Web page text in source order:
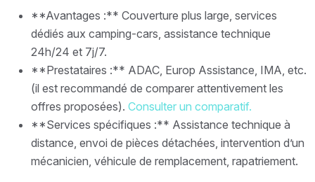
**Avantages :** Couverture plus large, services
dédiés aux camping-cars, assistance technique
24h/24 et 7j/7.
**Prestataires :** ADAC, Europ Assistance, IMA, etc.
(il est recommandé de comparer attentivement les
offres proposées). Consulter un comparatif.
**Services spécifiques :** Assistance technique à
distance, envoi de pièces détachées, intervention d’un
mécanicien, véhicule de remplacement, rapatriement.